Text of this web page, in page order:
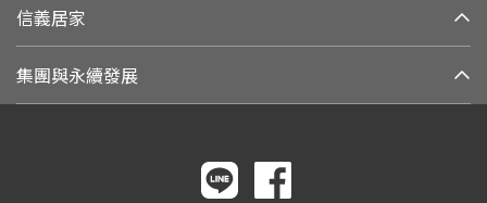
信義居家
集團與永續發展